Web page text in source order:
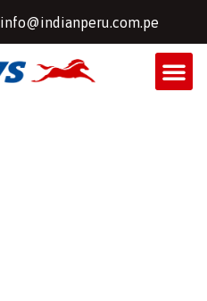
info@indianperu.com.pe